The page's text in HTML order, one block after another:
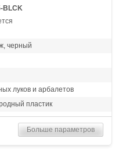
BLCK
черный
луков и арбалетов
пластик
для транспортировки
Больше параметров